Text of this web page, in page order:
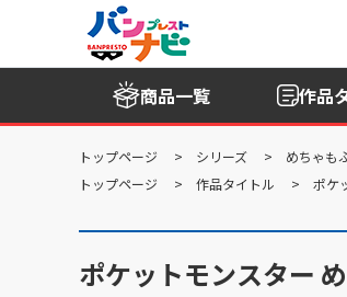
商品一覧 作品
トップページ シリーズ
めちゃも
トップページ
作品タイトル ポケ
ポケットモンスター